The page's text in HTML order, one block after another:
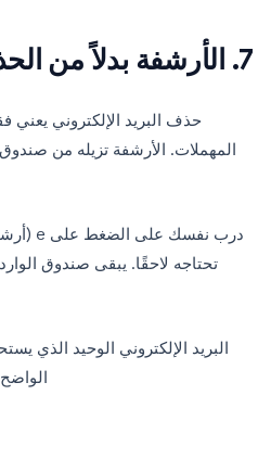
7. الأرشفة بدلاً من الحذف
المهملات. الأرشفة تزيله من صندوق
درب نفسك على الضغط على e
تحتاجه لاحقًا. يبقى صندوق
البريد الإلكتروني الوحيد الذي